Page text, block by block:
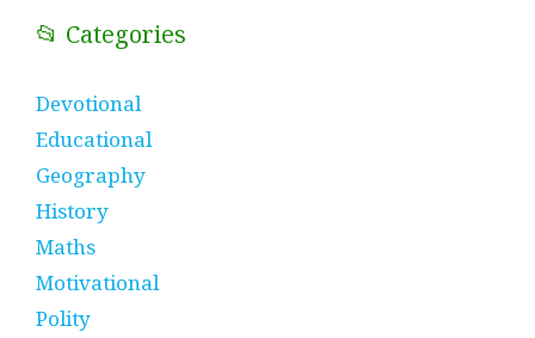
📂 Categories
Devotional
Educational
Geography
History
Maths
Motivational
Polity